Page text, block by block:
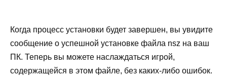
Когда процесс установки будет завершен, вы увидите
сообщение о успешной установке файла nsz на ваш
ПК. Теперь вы можете наслаждаться игрой,
содержащейся в этом файле, без каких-либо ошибок.